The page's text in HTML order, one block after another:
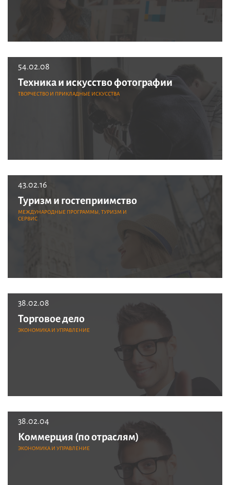
54.02.08
Техника и искусство фотографии
ТВОРЧЕСТВО И ПРИКЛАДНЫЕ ИСКУССТВА
43.02.16
Туризм и гостеприимство
МЕЖДУНАРОДНЫЕ ПРОГРАММЫ, ТУРИЗМ И
СЕРВИС
38.02.08
Торговое дело
ЭКОНОМИКА И УПРАВЛЕНИЕ
38.02.04
Коммерция (по отраслям)
ЭКОНОМИКА И УПРАВЛЕНИЕ